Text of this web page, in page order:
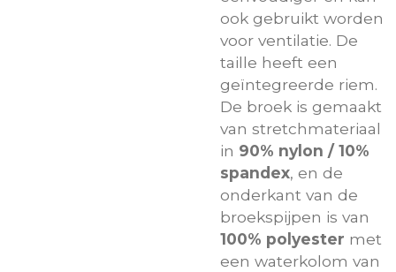
ook gebruikt worden
voor ventilatie. De
taille heeft een
geïntegreerde riem.
De broek is gemaakt
van stretchmateriaal
in 90% nylon / 10%
spandex, en de
onderkant van de
broekspijpen is van
100% polyester met
een waterkolom van